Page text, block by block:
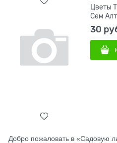
Цветы
Сем
30
Добро пожаловать в «Садовую